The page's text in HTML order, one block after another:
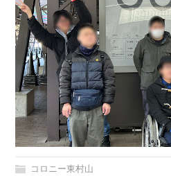
コロニー東村山